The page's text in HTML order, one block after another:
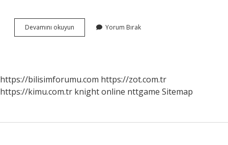
Devamını okuyun Poyrazlı
Hava
Yorum Bırak
https://bilisimforumu.com https://zot.com.tr
https://kimu.com.tr knight online nttgame Sitemap